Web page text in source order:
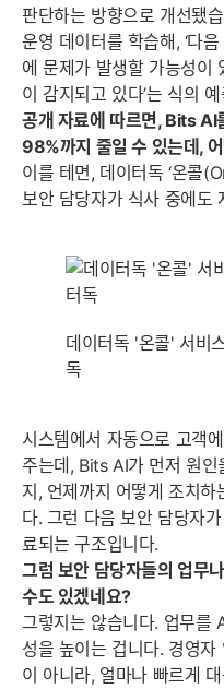
판단하는 방향으로 개선됐
운영 데이터를 학습해, ‘다
에 문제가 발생할 가능성이
이 감지되고 있다’는 식의
공개 자료에 따르면, Bits AI
98%까지 줄일 수 있는데,
이를 테면, 데이터독 ‘온콜
보안 담당자가 식사 중에도
데이터독 '온콜' 서비
독
시스템에서 자동으로 고객
주는데, Bits AI가 먼저 원
지, 언제까지 어떻게 조치하
다. 그런 다음 보안 담당자
료되는 구조입니다.
그럼 보안 담당자들의 업무
수도 있겠네요?
그렇지는 않습니다. 업무를
성을 높이는 겁니다. 경영
이 아니라, 얼마나 빠르게